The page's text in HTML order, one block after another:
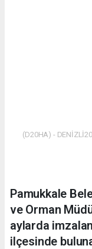
(D20HA) -
Pamukkale
ve Orman
aylarda
ilçesinde